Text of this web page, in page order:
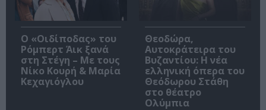
O «Οιδίποδας» του
Ρόμπερτ Άικ ξανά
στη Στέγη – Με τους
Νίκο Κουρή & Μαρία
Κεχαγιόγλου
Θεοδώρα,
Αυτοκράτειρα του
Βυζαντίου: Η νέα
ελληνική όπερα του
Θεόδωρου Στάθη
στο θέατρο
Ολύμπια